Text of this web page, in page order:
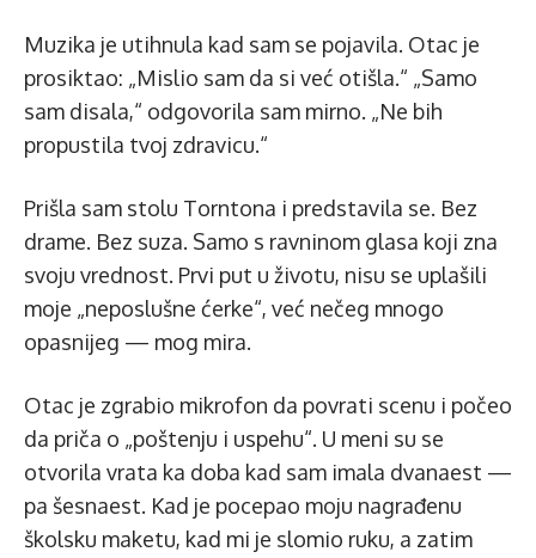
Muzika je utihnula kad sam se pojavila. Otac je
prosiktao: „Mislio sam da si već otišla.“ „Samo
sam disala,“ odgovorila sam mirno. „Ne bih
propustila tvoj zdravicu.“
Prišla sam stolu Torntona i predstavila se. Bez
drame. Bez suza. Samo s ravninom glasa koji zna
svoju vrednost. Prvi put u životu, nisu se uplašili
moje „neposlušne ćerke“, već nečeg mnogo
opasnijeg — mog mira.
Otac je zgrabio mikrofon da povrati scenu i počeo
da priča o „poštenju i uspehu“. U meni su se
otvorila vrata ka doba kad sam imala dvanaest —
pa šesnaest. Kad je pocepao moju nagrađenu
školsku maketu, kad mi je slomio ruku, a zatim